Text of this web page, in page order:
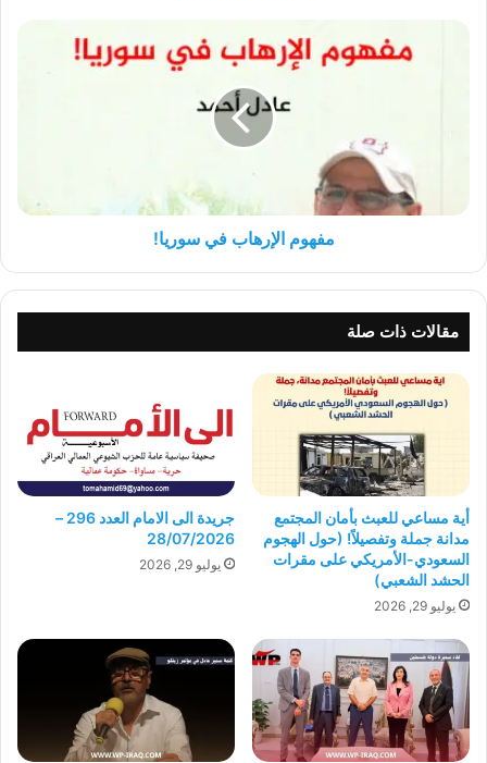
مفهوم الإرهاب في سوريا!
مقالات ذات صلة
أية مساعي للعبث بأمان المجتمع
مدانة جملة وتفصيلاً! (حول الهجوم
السعودي-الأمريكي على مقرات
الحشد الشعبي)
يوليو 29, 2026
جريدة الى الامام العدد 296 –
28/07/2026
يوليو 29, 2026